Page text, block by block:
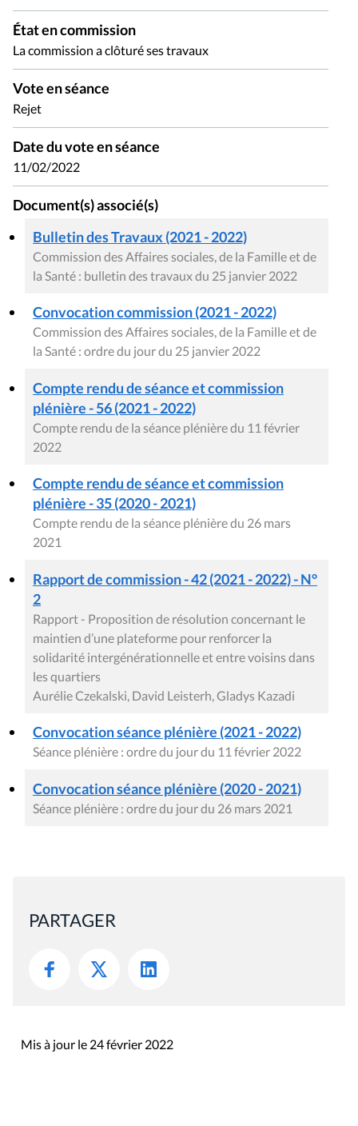
État en commission
La commission a clôturé ses travaux
Vote en séance
Rejet
Date du vote en séance
11/02/2022
Document(s) associé(s)
Bulletin des Travaux (2021 - 2022)
Commission des Affaires sociales, de la Famille et de
la Santé : bulletin des travaux du 25 janvier 2022
Convocation commission (2021 - 2022)
Commission des Affaires sociales, de la Famille et de
la Santé : ordre du jour du 25 janvier 2022
Compte rendu de séance et commission
plénière - 56 (2021 - 2022)
Compte rendu de la séance plénière du 11 février
2022
Compte rendu de séance et commission
plénière - 35 (2020 - 2021)
Compte rendu de la séance plénière du 26 mars
2021
Rapport de commission - 42 (2021 - 2022) - N°
2
Rapport - Proposition de résolution concernant le
maintien d’une plateforme pour renforcer la
solidarité intergénérationnelle et entre voisins dans
les quartiers
Aurélie Czekalski, David Leisterh, Gladys Kazadi
Convocation séance plénière (2021 - 2022)
Séance plénière : ordre du jour du 11 février 2022
Convocation séance plénière (2020 - 2021)
Séance plénière : ordre du jour du 26 mars 2021
PARTAGER
Mis à jour le 24 février 2022